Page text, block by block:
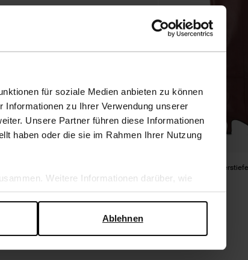
für soziale Medien anbieten zu können
zu Ihrer Verwendung unserer
Unsere Partner führen diese Informationen
haben oder die sie im Rahmen Ihrer Nutzung
Weitere Informationen darüber, wie
zur geschäftlichen Sicherheit und zum
Ablehnen
Bordeauxrote
176.00
70.40